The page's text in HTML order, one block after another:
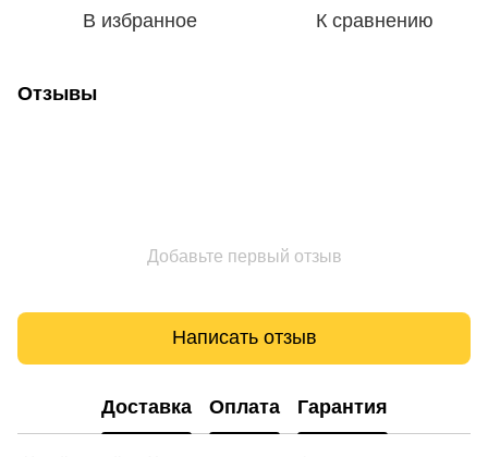
В избранное К сравнению
Отзывы
Добавьте первый отзыв
Написать отзыв
Доставка Оплата Гарантия